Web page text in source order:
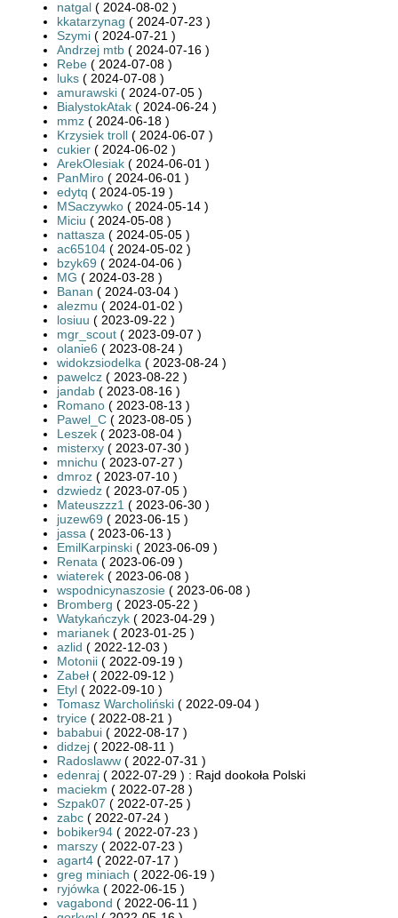
natgal ( 2024-08-02 )
kkatarzynag ( 2024-07-23 )
Szymi ( 2024-07-21 )
Andrzej mtb ( 2024-07-16 )
Rebe ( 2024-07-08 )
luks ( 2024-07-08 )
amurawski ( 2024-07-05 )
BialystokAtak ( 2024-06-24 )
mmz ( 2024-06-18 )
Krzysiek troll ( 2024-06-07 )
cukier ( 2024-06-02 )
ArekOlesiak ( 2024-06-01 )
PanMiro ( 2024-06-01 )
edytq ( 2024-05-19 )
MSaczywko ( 2024-05-14 )
Miciu ( 2024-05-08 )
nattasza ( 2024-05-05 )
ac65104 ( 2024-05-02 )
bzyk69 ( 2024-04-06 )
MG ( 2024-03-28 )
Banan ( 2024-03-04 )
alezmu ( 2024-01-02 )
losiuu ( 2023-09-22 )
mgr_scout ( 2023-09-07 )
olanie6 ( 2023-08-24 )
widokzsiodelka ( 2023-08-24 )
pawelcz ( 2023-08-22 )
jandab ( 2023-08-16 )
Romano ( 2023-08-13 )
Pawel_C ( 2023-08-05 )
Leszek ( 2023-08-04 )
misterxy ( 2023-07-30 )
mnichu ( 2023-07-27 )
dmroz ( 2023-07-10 )
dzwiedz ( 2023-07-05 )
Mateuszzz1 ( 2023-06-30 )
juzew69 ( 2023-06-15 )
jassa ( 2023-06-13 )
EmilKarpinski ( 2023-06-09 )
Renata ( 2023-06-09 )
wiaterek ( 2023-06-08 )
wspodnicynaszosie ( 2023-06-08 )
Bromberg ( 2023-05-22 )
Watykańczyk ( 2023-04-29 )
marianek ( 2023-01-25 )
azlid ( 2022-12-03 )
Motonii ( 2022-09-19 )
Zabeł ( 2022-09-12 )
Etyl ( 2022-09-10 )
Tomasz Warcholiński ( 2022-09-04 )
tryice ( 2022-08-21 )
bababui ( 2022-08-17 )
didzej ( 2022-08-11 )
Radoslaww ( 2022-07-31 )
edenraj ( 2022-07-29 ) : Rajd dookoła Polski
maciekm ( 2022-07-28 )
Szpak07 ( 2022-07-25 )
zabc ( 2022-07-24 )
bobiker94 ( 2022-07-23 )
marszy ( 2022-07-23 )
agart4 ( 2022-07-17 )
greg miniach ( 2022-06-19 )
ryjówka ( 2022-06-15 )
vagabond ( 2022-06-11 )